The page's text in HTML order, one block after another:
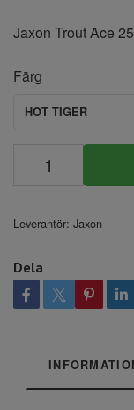
Jaxon Trout Ace
Färg
HOT TIGER
Leverantör: Jaxon
Dela